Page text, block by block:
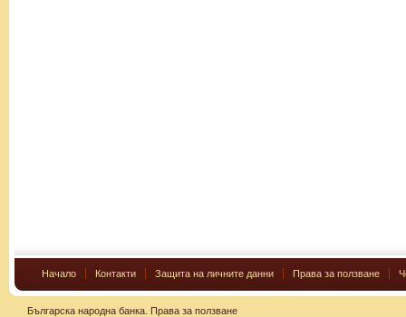
Начало Контакти Защита на личните данни Права за ползване
Българска народна банка. Права за ползване